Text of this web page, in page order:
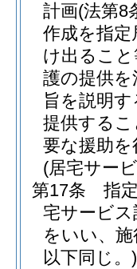
計画(法第8
作成を指
け出るこ
護の提供
旨を説明
提供する
要な援助
(居宅サー
第17条
指
宅サービス
をいい、
以下同じ。)